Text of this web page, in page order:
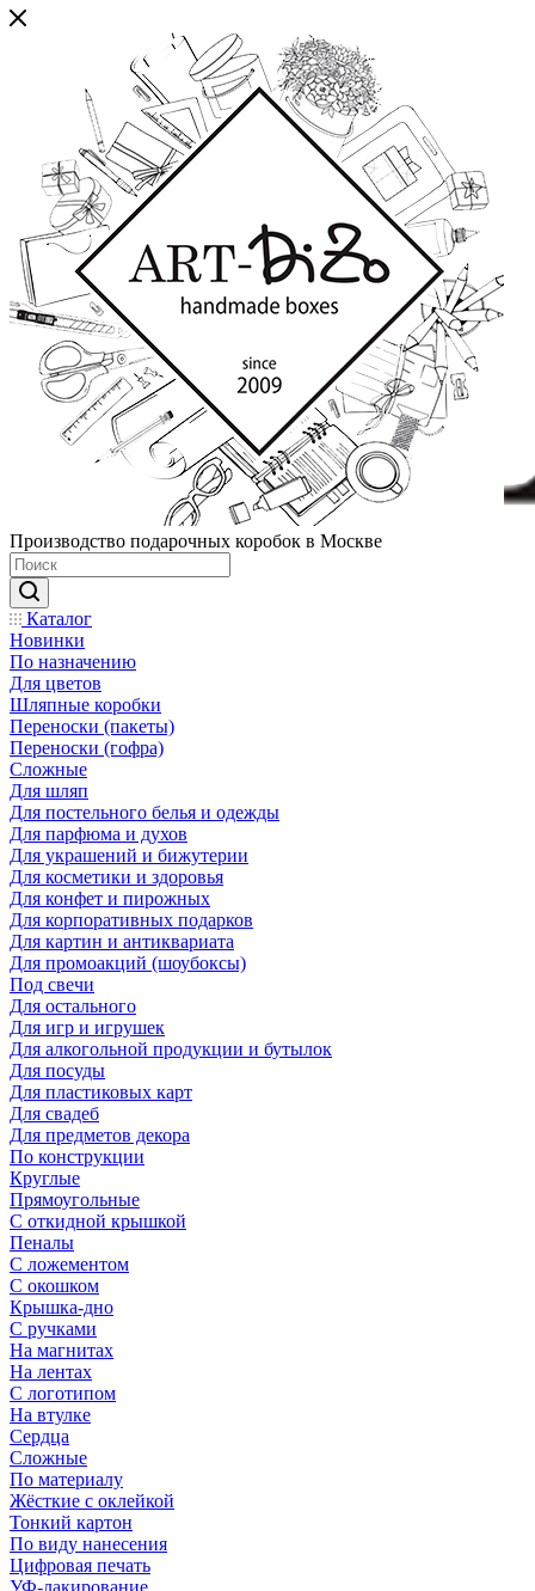
Производство подарочных коробок в Москве
Каталог
Новинки
По назначению
Для цветов
Шляпные коробки
Переноски (пакеты)
Переноски (гофра)
Сложные
Для шляп
Для постельного белья и одежды
Для парфюма и духов
Для украшений и бижутерии
Для косметики и здоровья
Для конфет и пирожных
Для корпоративных подарков
Для картин и антиквариата
Для промоакций (шоубоксы)
Под свечи
Для остального
Для игр и игрушек
Для алкогольной продукции и бутылок
Для посуды
Для пластиковых карт
Для свадеб
Для предметов декора
По конструкции
Круглые
Прямоугольные
С откидной крышкой
Пеналы
С ложементом
С окошком
Крышка-дно
С ручками
На магнитах
На лентах
С логотипом
На втулке
Сердца
Сложные
По материалу
Жёсткие с оклейкой
Тонкий картон
По виду нанесения
Цифровая печать
УФ-лакирование